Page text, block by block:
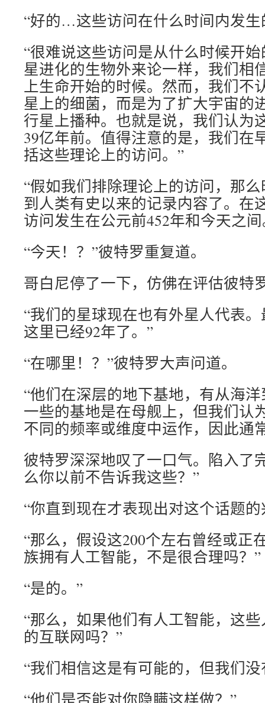
“好的…这些访问在什么时间内发生
“很难说这些访问是从什么时候开
星进化的生物外来论一样，我们相
上生命开始的时候。然而，我们不
星上的细菌，而是为了扩大宇宙的
行星上播种。也就是说，我们认为
39亿年前。值得注意的是，我们在
括这些理论上的访问。”
“假如我们排除理论上的访问，那
到人类有史以来的记录内容了。在
访问发生在公元前452年和今天之
“今天！？”彼特罗重复道。
哥白尼停了一下，仿佛在评估彼特
“我们的星球现在也有外星人代表
这里已经92年了。”
“在哪里！？”彼特罗大声问道。
“他们在深层的地下基地，有从海
一些的基地是在母舰上，但我们认
不同的频率或维度中运作，因此通
彼特罗深深地叹了一口气。陷入了
么你以前不告诉我这些？”
“你直到现在才表现出对这个话题的
“那么，假设这200个左右曾经或正
族拥有人工智能，不是很合理吗？”
“是的。”
“那么，如果他们有人工智能，这
的互联网吗？”
“我们相信这是有可能的，但我们
“他们是否能对你隐瞒这样做？”